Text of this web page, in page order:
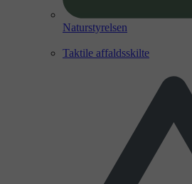
Naturstyrelsen
Taktile affaldsskilte